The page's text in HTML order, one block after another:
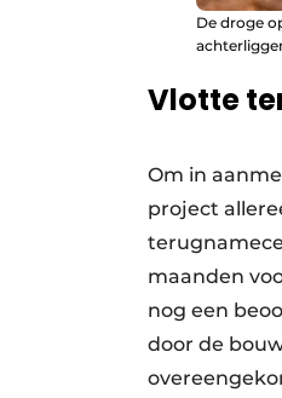
De droge
Vlotte
Om in
project
maanden
nog een
door de